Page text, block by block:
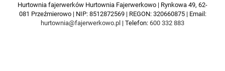
Hurtownia fajerwerków Hurtownia Fajerwerkowo | Rynkowa 49, 62-
081 Przeźmierowo | NIP: 8512872569 | REGON: 320660875 | Email:
hurtownia@fajerwerkowo.pl | Telefon: 600 332 883